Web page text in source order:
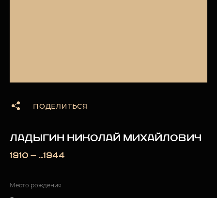
ПОДЕЛИТЬСЯ
ЛАДЫГИН НИКОЛАЙ МИХАЙЛОВИЧ
1910 — ..1944
Место рождения